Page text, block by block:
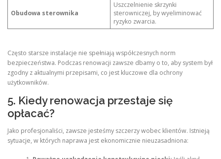
Obudowa sterownika
Uszczelnienie skrzynki
sterowniczej, by wyeliminować
ryzyko zwarcia.
Często starsze instalacje nie spełniają współczesnych norm
bezpieczeństwa. Podczas renowacji zawsze dbamy o to, aby system był
zgodny z aktualnymi przepisami, co jest kluczowe dla ochrony
użytkowników.
5. Kiedy renowacja przestaje się
opłacać?
Jako profesjonaliści, zawsze jesteśmy szczerzy wobec klientów. Istnieją
sytuacje, w których naprawa jest ekonomicznie nieuzasadniona: